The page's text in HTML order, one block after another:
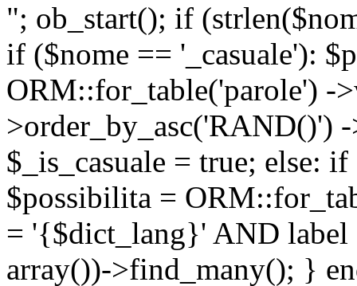
"; ob_start(); if
if ($nome == '_casuale'):
ORM::for_table('parole') -
>order_by_asc('RAND()')
$_is_casuale = true; else:
$possibilita =
= '{$dict_lang}' AND
array())->find_many(); }